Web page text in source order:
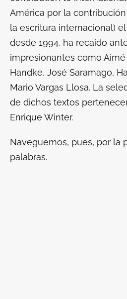
América por la
la escritura internacional)
desde 1994, ha recaído
impresionantes como Aimé
Handke, José Saramago,
Mario Vargas Llosa. La
de dichos textos
Enrique Winter.
Naveguemos, pues, por la
palabras.